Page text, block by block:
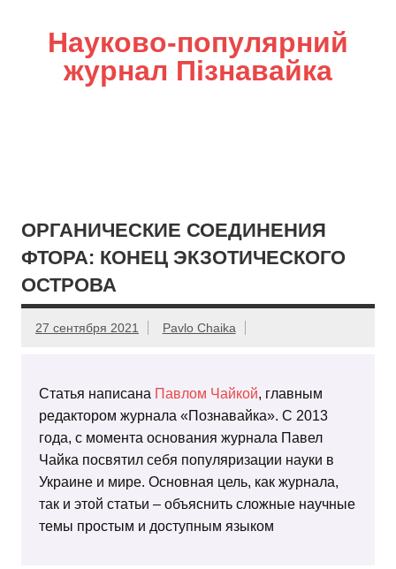
Науково-популярний
журнал Пізнавайка
ОРГАНИЧЕСКИЕ СОЕДИНЕНИЯ
ФТОРА: КОНЕЦ ЭКЗОТИЧЕСКОГО
ОСТРОВА
27 сентября 2021 Pavlo Chaika
Статья написана Павлом Чайкой, главным
редактором журнала «Познавайка». С 2013
года, с момента основания журнала Павел
Чайка посвятил себя популяризации науки в
Украине и мире. Основная цель, как журнала,
так и этой статьи – объяснить сложные научные
темы простым и доступным языком